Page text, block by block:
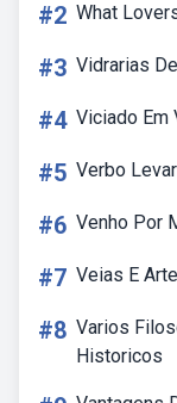
#2 What
#3 Vidrarias
#4 Viciado Em
#5 Verbo
#6 Venho Por
#7 Veias E
#8 Varios
Historicos